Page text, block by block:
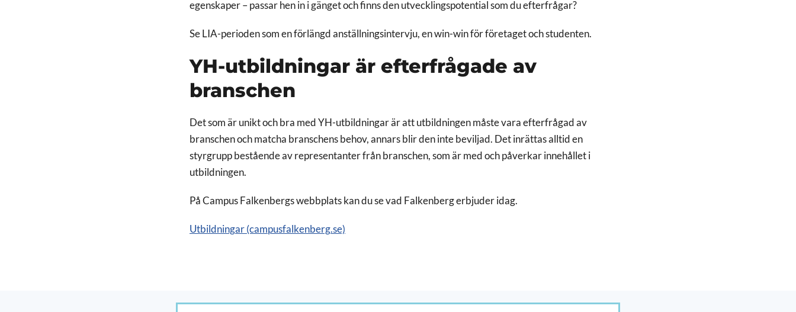
egenskaper – passar hen in i gänget och finns den utvecklingspotential som du efterfrågar?
Se LIA-perioden som en förlängd anställningsintervju, en win-win för företaget och studenten.
YH-utbildningar är efterfrågade av
branschen
Det som är unikt och bra med YH-utbildningar är att utbildningen måste vara efterfrågad av
branschen och matcha branschens behov, annars blir den inte beviljad. Det inrättas alltid en
styrgrupp bestående av representanter från branschen, som är med och påverkar innehållet i
utbildningen.
På Campus Falkenbergs webbplats kan du se vad Falkenberg erbjuder idag.
Utbildningar (campusfalkenberg.se)